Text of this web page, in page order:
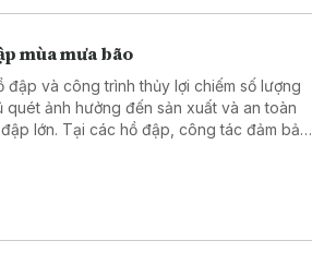
mùa mưa bão
đập và công trình thủy lợi chiếm số lượng
quét ảnh hưởng đến sản xuất và an toàn
lớn. Tại các hồ đập, công tác đảm bảo